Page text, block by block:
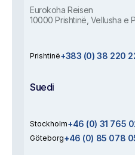
Eurokoha Reisen
10000 Prishtinë, Vellusha e
Prishtinë+383 (0) 38 220
Suedi
Stockholm+46 (0) 31 765
Göteborg+46 (0) 85 078